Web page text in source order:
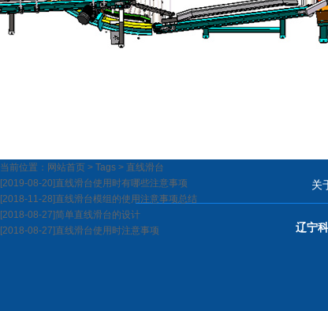
当前位置： 网站首页 > Tags > 直线滑台
[2019-08-20]直线滑台使用时有哪些注意事项
[2018-11-28]直线滑台模组的使用注意事项总结
[2018-08-27]简单直线滑台的设计
[2018-08-27]直线滑台使用时注意事项
关
辽宁